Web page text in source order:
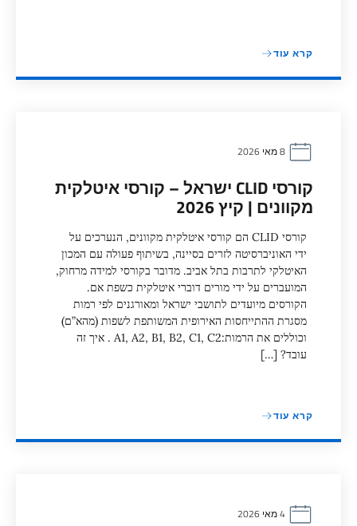
קרא עוד
קורסי CLID ישראל – קורסי איטלקית
מקוונים | קיץ 2026
קורסי CLID הם קורסי איטלקית מקוונים, הנערכים על
ידי האוניברסיטה לזרים בסיינה, בשיתוף פעולה עם המכון
האיטלקי לתרבות בתל אביב. מדובר בקורסי למידה מרחוק,
המועברים על ידי מורים דוברי איטלקית כשפת אם.
הקורסים מיועדים לתושבי ישראל ומאורגנים לפי רמות
מסגרת ההתייחסות האירופית המשותפת לשפות (מהא”ם)
וכוללים את הרמות:A1, A2, B1, B2, C1, C2 . איך זה
עובד? […]
קרא עוד